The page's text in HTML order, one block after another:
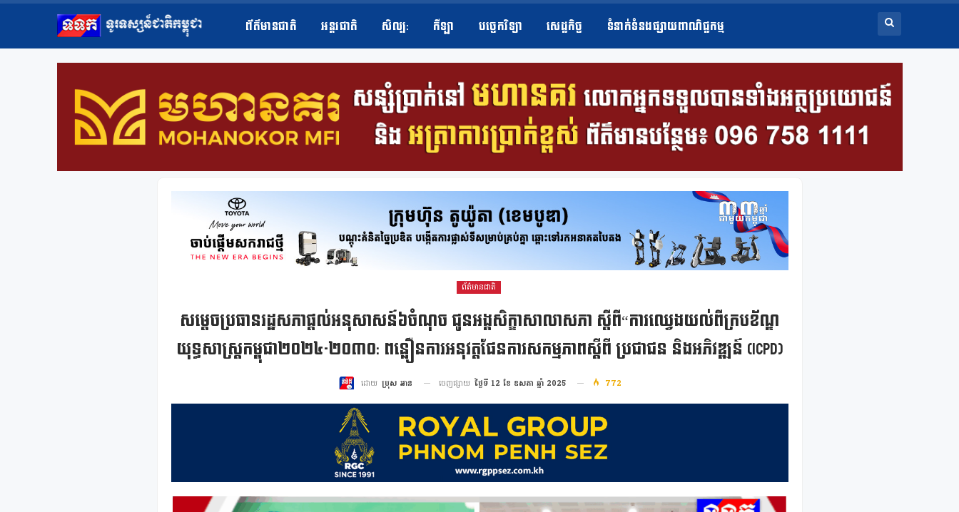
ព័ត៌មានជាតិ អន្តរជាតិ សិល្ប​: កីឡា បច្ចេកវិទ្យា សេដ្ឋកិច្ច ទំនាក់ទំនងផ្សាយពាណិជ្ជកម្ម
ព័ត៌មានជាតិ
សម្តេចប្រធានរដ្ឋសភាផ្តល់អនុសាសន៍៦ចំណុច ជូនអង្គសិក្ខាសាលាសភា ស្តីពី“ការឈ្វេងយល់ពីក្របខ័ណ្ឌ
យុទ្ធសាស្ត្រកម្ពុជា២០២៤-២០៣០: ពន្លឿនការអនុវត្តផែនការសកម្មភាពស្តីពី ប្រជាជន និងអភិវឌ្ឍន៍ (ICPD)
ដោយ ប្រុស អាន ចេញផ្សាយ ថ្ងៃទី 12 ខែ ឧសភា ឆ្នាំ 2025 772